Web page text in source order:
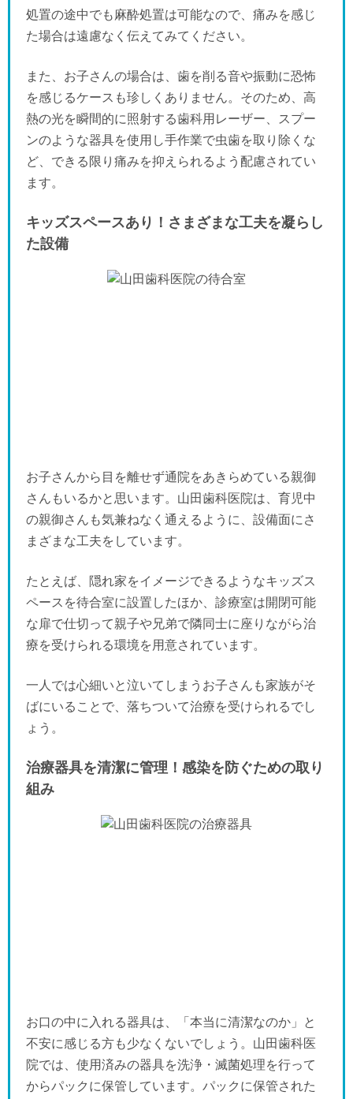
処置の途中でも麻酔処置は可能なので、痛みを感じ
た場合は遠慮なく伝えてみてください。
また、お子さんの場合は、歯を削る音や振動に恐怖
を感じるケースも珍しくありません。そのため、高
熱の光を瞬間的に照射する歯科用レーザー、スプー
ンのような器具を使用し手作業で虫歯を取り除くな
ど、できる限り痛みを抑えられるよう配慮されてい
ます。
キッズスペースあり！さまざまな工夫を凝らし
た設備
お子さんから目を離せず通院をあきらめている親御
さんもいるかと思います。山田歯科医院は、育児中
の親御さんも気兼ねなく通えるように、設備面にさ
まざまな工夫をしています。
たとえば、隠れ家をイメージできるようなキッズス
ペースを待合室に設置したほか、診療室は開閉可能
な扉で仕切って親子や兄弟で隣同士に座りながら治
療を受けられる環境を用意されています。
一人では心細いと泣いてしまうお子さんも家族がそ
ばにいることで、落ちついて治療を受けられるでし
ょう。
治療器具を清潔に管理！感染を防ぐための取り
組み
お口の中に入れる器具は、「本当に清潔なのか」と
不安に感じる方も少なくないでしょう。山田歯科医
院では、使用済みの器具を洗浄・滅菌処理を行って
からパックに保管しています。パックに保管された